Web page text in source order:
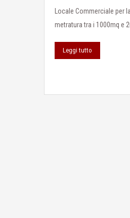
Locale Commerciale per
metratura tra i 1000mq e
Leggi tutto